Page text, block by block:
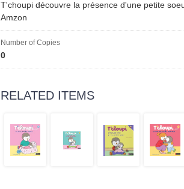
T'choupi découvre la présence d'une petite
Amzon
Number of Copies
0
RELATED ITEMS